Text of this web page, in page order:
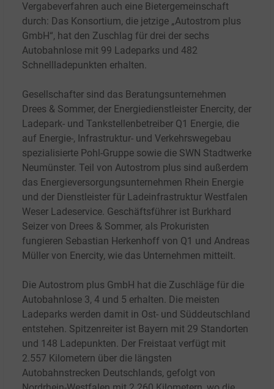
Vergabeverfahren auch eine Bietergemeinschaft
durch: Das Konsortium, die jetzige „Autostrom plus
GmbH“, hat den Zuschlag für drei der sechs
Autobahnlose mit 99 Ladeparks und 482
Schnellladepunkten erhalten.
Gesellschafter sind das Beratungsunternehmen
Drees & Sommer, der Energiedienstleister Enercity, der
Ladepark- und Tankstellenbetreiber Q1 Energie, die
auf Energie-, Infrastruktur- und Verkehrswegebau
spezialisierte Pohl-Gruppe sowie die SWN Stadtwerke
Neumünster. Teil von Autostrom plus sind außerdem
das Energieversorgungsunternehmen Rhein Energie
und der Dienstleister für Ladeinfrastruktur Westfalen
Weser Ladeservice. Geschäftsführer ist Burkhard
Seizer von Drees & Sommer, als Prokuristen
fungieren Sebastian Herkenhoff von Q1 und Andreas
Müller von Enercity, wie das Unternehmen mitteilt.
Die Autostrom plus GmbH hat die Zuschläge für die
Autobahnlose 3, 4 und 5 erhalten. Die meisten
Ladeparks werden damit in Ost- und Süddeutschland
entstehen. Spitzenreiter ist Bayern mit 29 Standorten
und 148 Ladepunkten. Der Freistaat verfügt mit
2.557 Kilometern über die längsten
Autobahnstrecken Deutschlands, gefolgt von